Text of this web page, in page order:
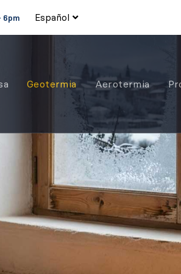
6pm Español
Geotermia Aerotermia